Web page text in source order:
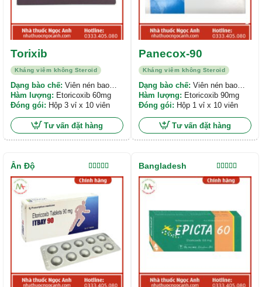
Kháng viêm không Steroid
Torixib
Dạng bào chế: Viên nén bao
phim
Hàm lượng: Etoricoxib 60mg
Đóng gói: Hộp 3 vỉ x 10 viên
Tư vấn đặt hàng
Kháng viêm không Steroid
Panecox-90
Dạng bào chế: Viên nén bao
phim
Hàm lượng: Etoricoxib 90mg
Đóng gói: Hộp 1 vỉ x 10 viên
Tư vấn đặt hàng
Được xếp
hạng5.00
Ấn Độ
Được xếp
hạng5.00
Bangladesh